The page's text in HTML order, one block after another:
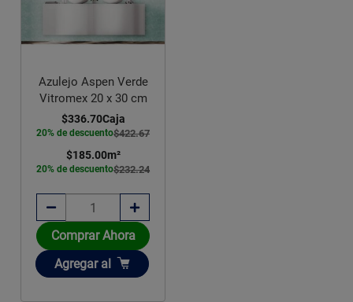
Azulejo Aspen Verde
Vitromex 20 x 30 cm
$422.67
$336.70Caja
20% de descuento
$232.24
$185.00m²
20% de descuento
Comprar Ahora
Añadir
Agregar al